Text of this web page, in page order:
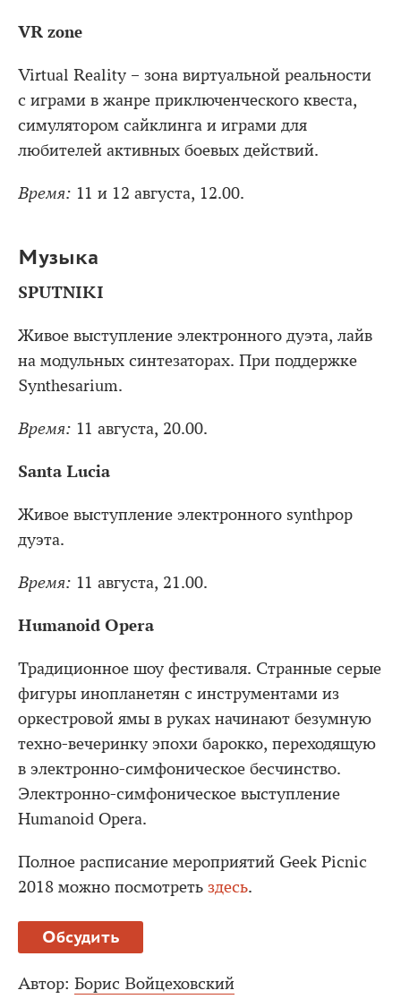
VR zone
Virtual Reality – зона виртуальной реальности
с играми в жанре приключенческого квеста,
симулятором сайклинга и играми для
любителей активных боевых действий.
Время: 11 и 12 августа, 12.00.
Музыка
SPUTNIKI
Живое выступление электронного дуэта, лайв
на модульных синтезаторах. При поддержке
Synthesarium.
Время: 11 августа, 20.00.
Santa Lucia
Живое выступление электронного synthpop
дуэта.
Время: 11 августа, 21.00.
Humanoid Opera
Традиционное шоу фестиваля. Странные серые
фигуры инопланетян с инструментами из
оркестровой ямы в руках начинают безумную
техно-вечеринку эпохи барокко, переходящую
в электронно-симфоническое бесчинство.
Электронно-симфоническое выступление
Humanoid Opera.
Полное расписание мероприятий Geek Picnic
2018 можно посмотреть здесь.
Обсудить
Автор: Борис Войцеховский